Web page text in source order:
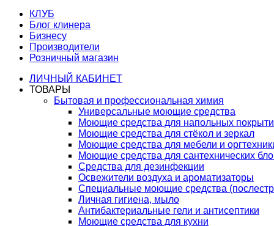
КЛУБ
Блог клинера
Бизнесу
Производители
Розничный магазин
ЛИЧНЫЙ КАБИНЕТ
ТОВАРЫ
Бытовая и профессиональная химия
Универсальные моющие средства
Моющие средства для напольных
Моющие средства для стёкол и зеркал
Моющие средства для мебели и
Моющие средства для сантехнических
Средства для дезинфекции
Освежители воздуха и ароматизаторы
Специальные моющие средства
Личная гигиена, мыло
Антибактериальные гели и антисептики
Моющие средства для кухни